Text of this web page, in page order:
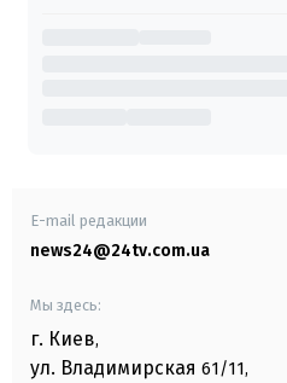
E-mail редакции
news24@24tv.com.ua
Мы здесь:
г. Киев,
ул. Владимирская 61/11,